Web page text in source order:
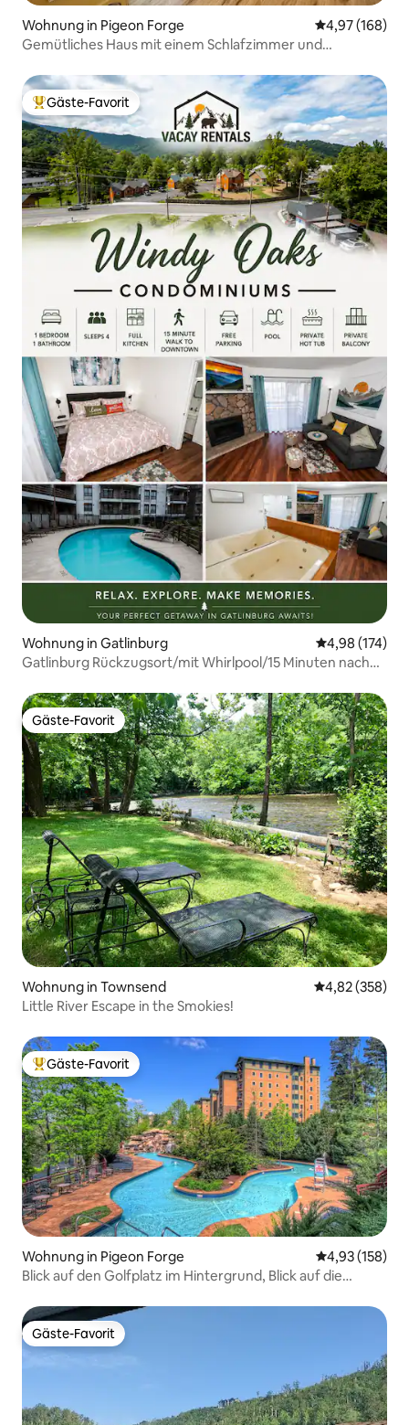
Wohnung in Pigeon Forge
4,97 (168)
Gemütliches Haus mit einem Schlafzimmer und
Beliebter Gäste-Favorit.
Gäste-Favorit
Wohnung in Gatlinburg
4,98 (174)
Gatlinburg Rückzugsort/mit Whirlpool/15 Minuten nach
Gäste-Favorit
Gäste-Favorit
Wohnung in Townsend
4,82 (358)
Little River Escape in the Smokies!
Beliebter Gäste-Favorit.
Gäste-Favorit
Wohnung in Pigeon Forge
4,93 (158)
Blick auf den Golfplatz im Hintergrund, Blick auf die
Gäste-Favorit
Gäste-Favorit